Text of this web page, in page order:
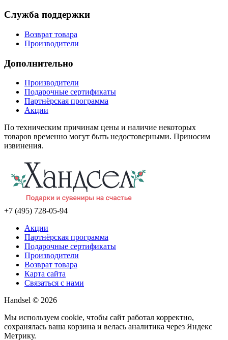
Служба поддержки
Возврат товара
Производители
Дополнительно
Производители
Подарочные сертификаты
Партнёрская программа
Акции
По техническим причинам цены и наличие некоторых
товаров временно могут быть недостоверными. Приносим
извинения.
+7 (495) 728-05-94
Акции
Партнёрская программа
Подарочные сертификаты
Производители
Возврат товара
Карта сайта
Связаться с нами
Handsel © 2026
Мы используем cookie, чтобы сайт работал корректно,
сохранялась ваша корзина и велась аналитика через Яндекс
Метрику.